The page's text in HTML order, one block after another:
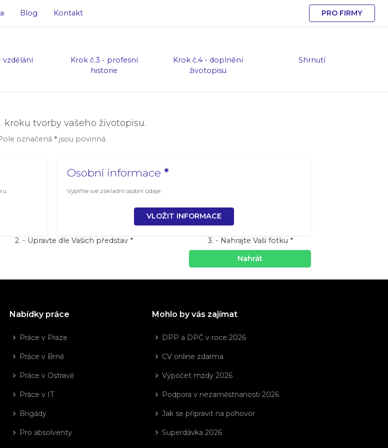
Blog Kontakt PRO FIRMY
vzdělání
Krok č.3 - profesní
historie
Krok č.4 - doplnění
životopisu
Shrnutí
kroku tvorby vašeho životopisu.
označená *jsou povinná.
Osobní informace *
Vyplňte své základní osobní údaje.
VLOŽIT INFORMACE
2. - Upravte dle Vašich představ * 3. - Nahrajte Vaši fotku *
Nabídky práce
Práce v Praze
Práce v Brně
Práce v Ostravě
Práce v IT
Brigády
Pro absolventy
Mohlo by vás zajímat
DPP a DPČ v roce 2026
CV online zdarma
Výpočet mzdy 2026
Podpora v nezaměstnanosti 2026
Jak se připravit na pohovor
Superdávka 2026